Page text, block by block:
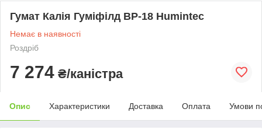
Гумат Калія Гуміфілд ВР-18 Humintec
Немає в наявності
Роздріб
7 274 ₴/каністра
Опис Характеристики Доставка Оплата Умови